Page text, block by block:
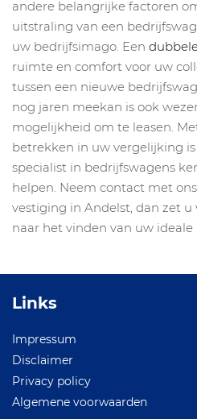
andere belangrijke factoren
uitstraling van een
uw bedrijfsimago. Een
ruimte en comfort voor uw
tussen een nieuwe
nog jaren meekan is ook
mogelijkheid om te leasen.
betrekken in uw vergelijking
specialist in bedrijfswagens
helpen. Neem contact met
vestiging in Andelst, dan zet u
naar het vinden van uw ideale
Links
Impressum
Disclaimer
Privacy policy
Algemene voorwaarden